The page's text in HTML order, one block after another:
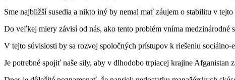
Sme najbližší susedia a nikto iný by nemal mať záujem o stabilitu v tejto
Do veľkej miery závisí od nás, ako tento problém vníma medzinárodné
V tejto súvislosti by sa rozvoj spoločných prístupov k riešeniu
Je potrebné spojiť naše sily, aby v dlhodobo trpiacej krajine